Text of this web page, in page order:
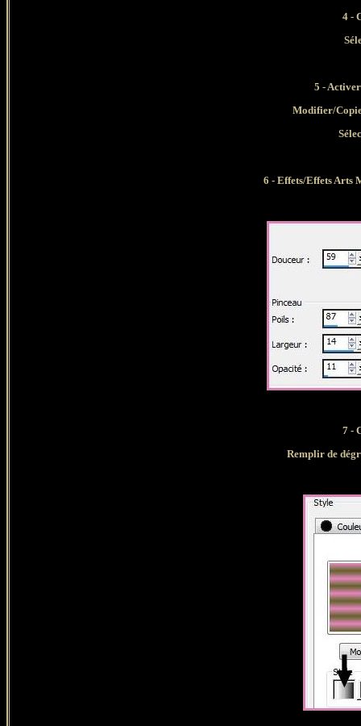
4 -
5 -
Modifier/
6 - Effets/Effets Arts
7 -
Remplir de